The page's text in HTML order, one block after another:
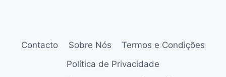
Contacto Sobre Nós
Termos e Condições
Política de Privacidade